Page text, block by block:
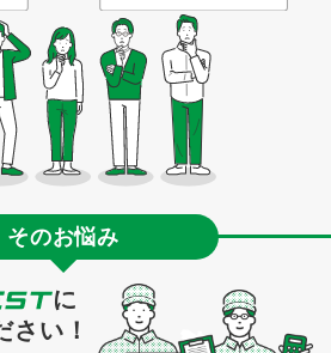
そのお悩み
に
さい！